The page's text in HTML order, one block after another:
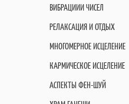
ВИБРАЦИИИ ЧИСЕЛ
РЕЛАКСАЦИЯ И ОТДЫХ
МНОГОМЕРНОЕ ИСЦЕЛЕНИЕ
КАРМИЧЕСКОЕ ИСЦЕЛЕНИЕ
АСПЕКТЫ ФЕН-ШУЙ